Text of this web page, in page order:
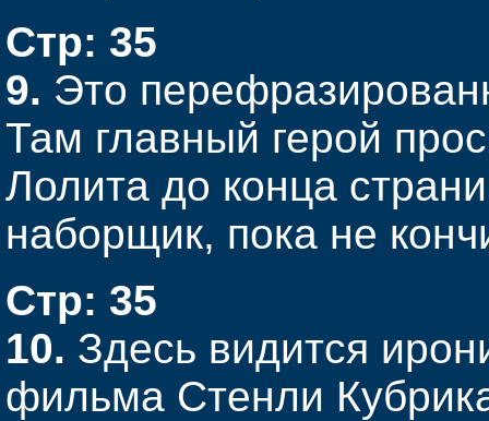
Стр: 35
9. Это
Там главный герой
Лолита до конца
наборщик, пока не
Стр: 35
10. Здесь видится
фильма Стенли